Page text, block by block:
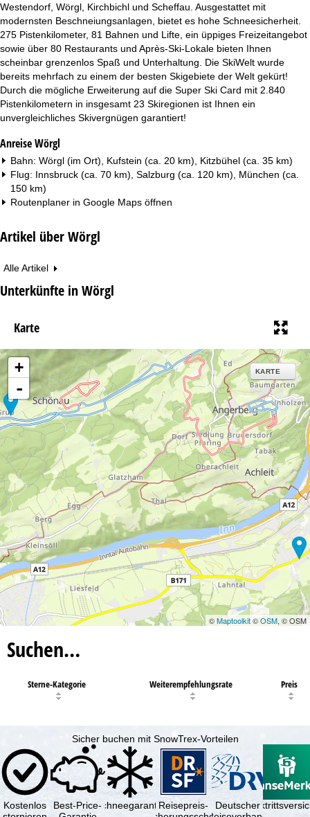
Westendorf, Wörgl, Kirchbichl und Scheffau. Ausgestattet mit
modernsten Beschneiungsanlagen, bietet es hohe Schneesicherheit.
275 Pistenkilometer, 81 Bahnen und Lifte, ein üppiges Freizeitangebot
sowie über 80 Restaurants und Après-Ski-Lokale bieten Ihnen
scheinbar grenzenlos Spaß und Unterhaltung. Die SkiWelt wurde
bereits mehrfach zu einem der besten Skigebiete der Welt gekürt!
Durch die mögliche Erweiterung auf die Super Ski Card mit 2.840
Pistenkilometern in insgesamt 23 Skiregionen ist Ihnen ein
unvergleichliches Skivergnügen garantiert!
Anreise Wörgl
Bahn: Wörgl (im Ort), Kufstein (ca. 20 km), Kitzbühel (ca. 35 km)
Flug: Innsbruck (ca. 70 km), Salzburg (ca. 120 km), München (ca.
150 km)
Routenplaner in Google Maps öffnen
Artikel über Wörgl
Alle Artikel
Unterkünfte in Wörgl
Karte
+
-
KARTE
©Maptoolkit©OSM, © OSM
Suchen…
Sterne-Kategorie Weiterempfehlungsrate Preis
Sicher buchen mit SnowTrex-Vorteilen
Kostenlos
Best-Price-SchneegarantieReisepreis-
Deutscher